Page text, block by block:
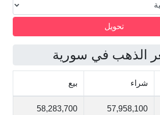
الذهب في سورية
شراء بيع
57,958,100
58,283,700